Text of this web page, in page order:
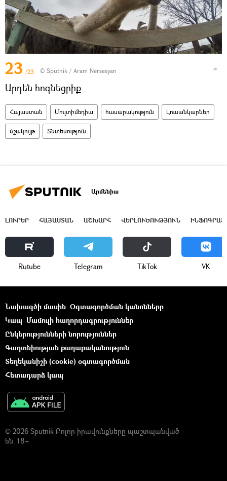
23 /23 © Sputnik / Aram Nersesyan
Արդեն հոգնեցրիք
Հայաստան Մուլտիմեդիա հասարակություն Լուսանկարներ
մշակույթ Տնտեսություն
Արմենիա
ԼՈՒՐԵՐ ՀԱՅԱՍՏԱՆ ԱՇԽԱՐՀ ՎԵՐԼՈՒԾՈՒԹՅՈՒՆ
Rutube Telegram ТikТоk VK
Նախագծի մասին Օգտագործման կանոնները
Կապ Մամուլի հաղորդագրություններ
Ընկերությունների նորություններ
Գաղտնիության քաղաքականություն
Տեղեկանիշի (cookie) օգտագործման
Հետադարձ կապ
© 2026 Sputnik Բոլոր իրավունքները պաշտպանված
են. 18+